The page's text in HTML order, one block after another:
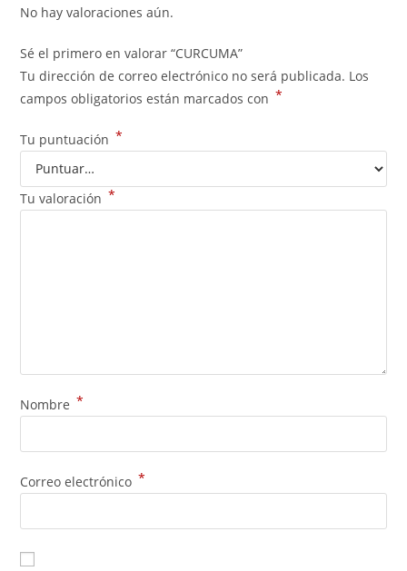
No hay valoraciones aún.
Sé el primero en valorar “CURCUMA”
Tu dirección de correo electrónico no será publicada. Los
campos obligatorios están marcados con *
Tu puntuación *
Tu valoración *
Nombre *
Correo electrónico *